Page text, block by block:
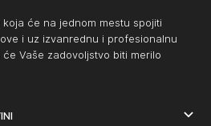
će na jednom mestu spojiti
i uz izvanrednu i profesionalnu
Vaše zadovoljstvo biti merilo